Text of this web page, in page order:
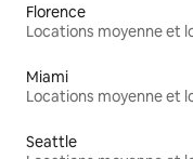
Florence
Miami
Seattle